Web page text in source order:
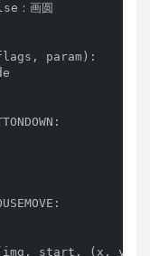
：画圆
param):
start, (x, y),